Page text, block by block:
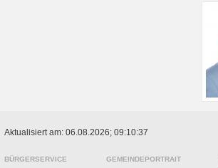
Aktualisiert am: 06.08.2026; 09:10:37
BÜRGERSERVICE
GEMEINDEPORTRAIT